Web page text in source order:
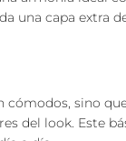
una capa extra
cómodos, sino
del look. Este